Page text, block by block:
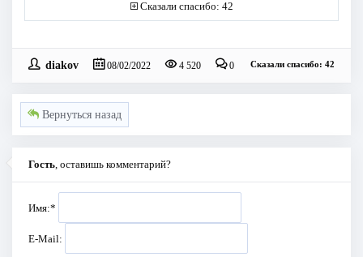
Сказали спасибо: 42
diakov 08/02/2022 4 520 0 Сказали спасибо: 42
Вернуться назад
Гость, оставишь комментарий?
Имя:*
E-Mail: